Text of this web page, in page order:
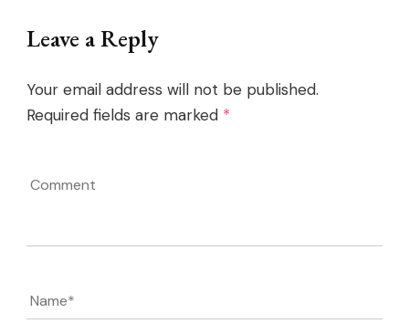
Navigation
Leave a Reply
Your email address will not be published.
Required fields are marked *
Name*